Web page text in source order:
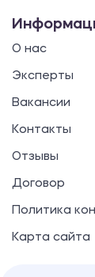
О нас
Эксперты
Вакансии
Контакты
Отзывы
Договор
Политика
Карта сайта